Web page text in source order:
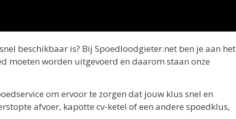
beschikbaar is? Bij Spoedloodgieter.net ben je aan het
moeten worden uitgevoerd en daarom staan onze
om ervoor te zorgen dat jouw klus snel en
afvoer, kapotte cv-ketel of een andere spoedklus,